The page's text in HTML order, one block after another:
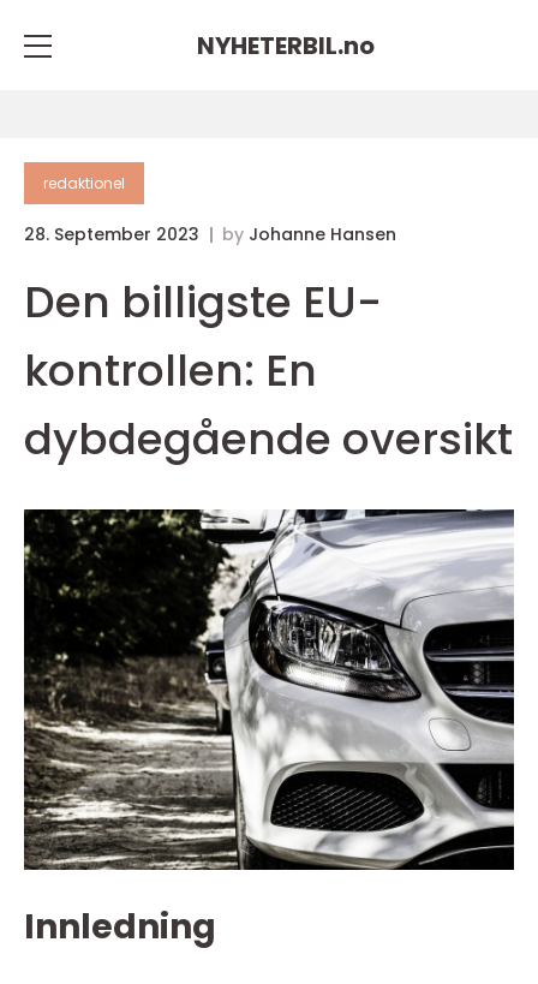
NYHETERBIL.no
redaktionel
28. September 2023 by Johanne Hansen
Den billigste EU-
kontrollen: En
dybdegående oversikt
Innledning